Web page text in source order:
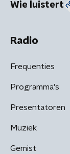
Wie luistert
Radio
Frequenties
Programma's
Presentatoren
Muziek
Gemist